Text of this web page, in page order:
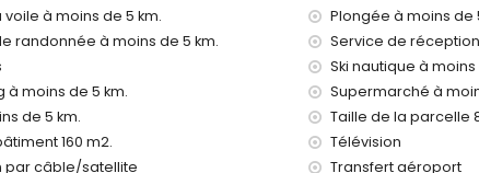
de la piscine
culture à Jávea, Costa Blanca
(Pueblo Histórico, Jávea), église (San Bartolomé, Jávea), ruine
(Pueblo Histórico, Jávea), édifice architectural (Pueblo
Histórico et Jávea) (à moins de 10 kilomètres de l'hébergement)
(Portal de la Vila et Dénia) (à moins de 25 kilomètres de
voile à moins de 5 km.
Plongée à moins de
randonnée à moins de 5 km.
Service de réception
Ski nautique à moins
à moins de 5 km.
Supermarché à
de 5 km.
Taille de la parcelle
160 m2.
Télévision
par câble/satellite
Transfert aéroport